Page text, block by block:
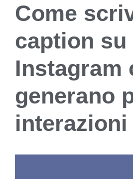
Come
caption su
Instagram
generano
interazioni